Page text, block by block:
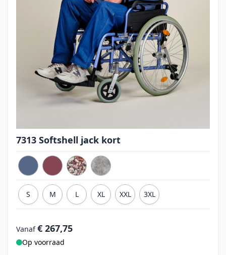
7313 Softshell jack kort
S M L XL XXL 3XL
Vanaf € 267,75
Op voorraad